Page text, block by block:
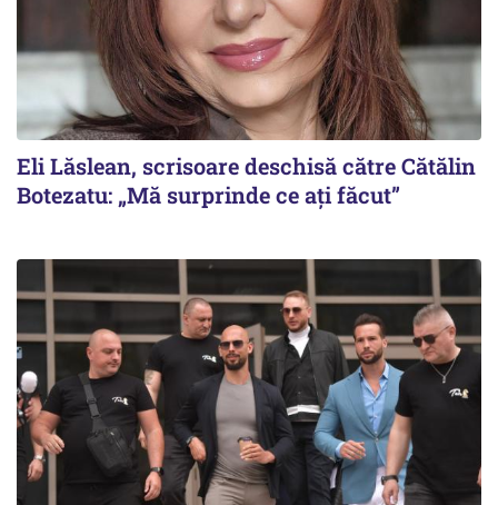
Eli Lăslean, scrisoare deschisă către Cătălin
Botezatu: „Mă surprinde ce ați făcut”